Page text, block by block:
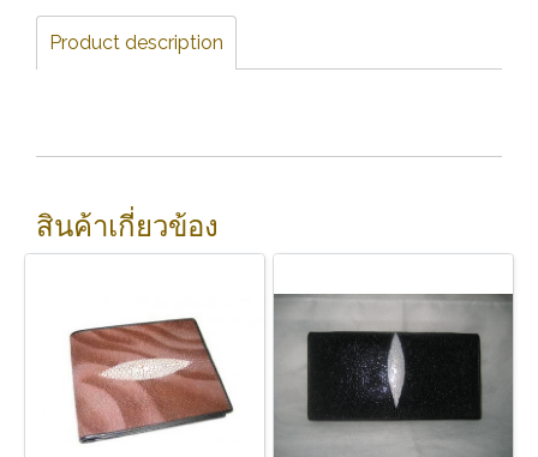
Product description
สินค้าเกี่ยวข้อง